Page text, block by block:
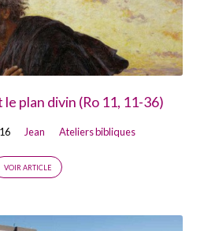
le plan divin (Ro 11, 11-36)
Jean Ateliers bibliques
VOIR ARTICLE